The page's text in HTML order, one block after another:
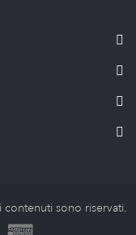
sono riservati.